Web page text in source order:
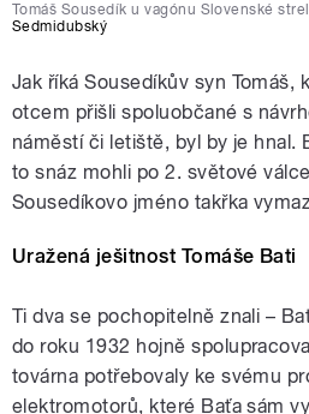
Tomáš Sousedík u vagónu Slovenské
Sedmidubský
Jak říká Sousedíkův syn Tomáš,
otcem přišli spoluobčané s
náměstí či letiště, byl by je hnal.
to snáz mohli po 2. světové
Sousedíkovo jméno takřka
Uražená ješitnost Tomáše Bati
Ti dva se pochopitelně znali –
do roku 1932 hojně
továrna potřebovaly ke svému
elektromotorů, které Baťa sám